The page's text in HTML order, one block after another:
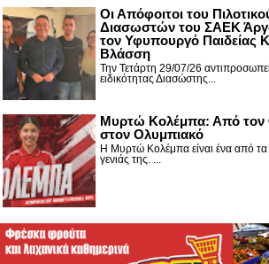
Οι Απόφοιτοι του
Διασωστών του ΣΑΕΚ
τον Υφυπουργό Παιδείας
Βλάσση
Την Τετάρτη 29/07/26
ειδικότητας Διασώστης...
Μυρτώ Κολέμπα: Από τον
στον Ολυμπιακό
Η Μυρτώ Κολέμπα είναι ένα από τα
γενιάς της. ...